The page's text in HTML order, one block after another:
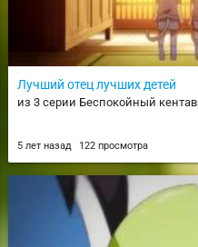
Лучший отец лучших детей
из 3 серии Беспокойный
5 лет назад 122 просмотра